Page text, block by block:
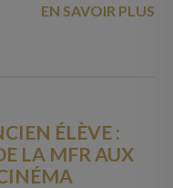
EN SAVOIR PLUS
ÉLÈVE :
LA MFR AUX